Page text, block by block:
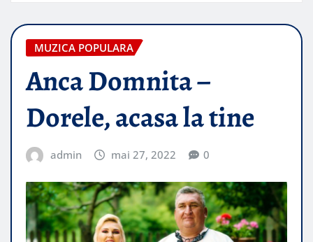
MUZICA POPULARA
Anca Domnita –
Dorele, acasa la tine
admin mai 27, 2022 0